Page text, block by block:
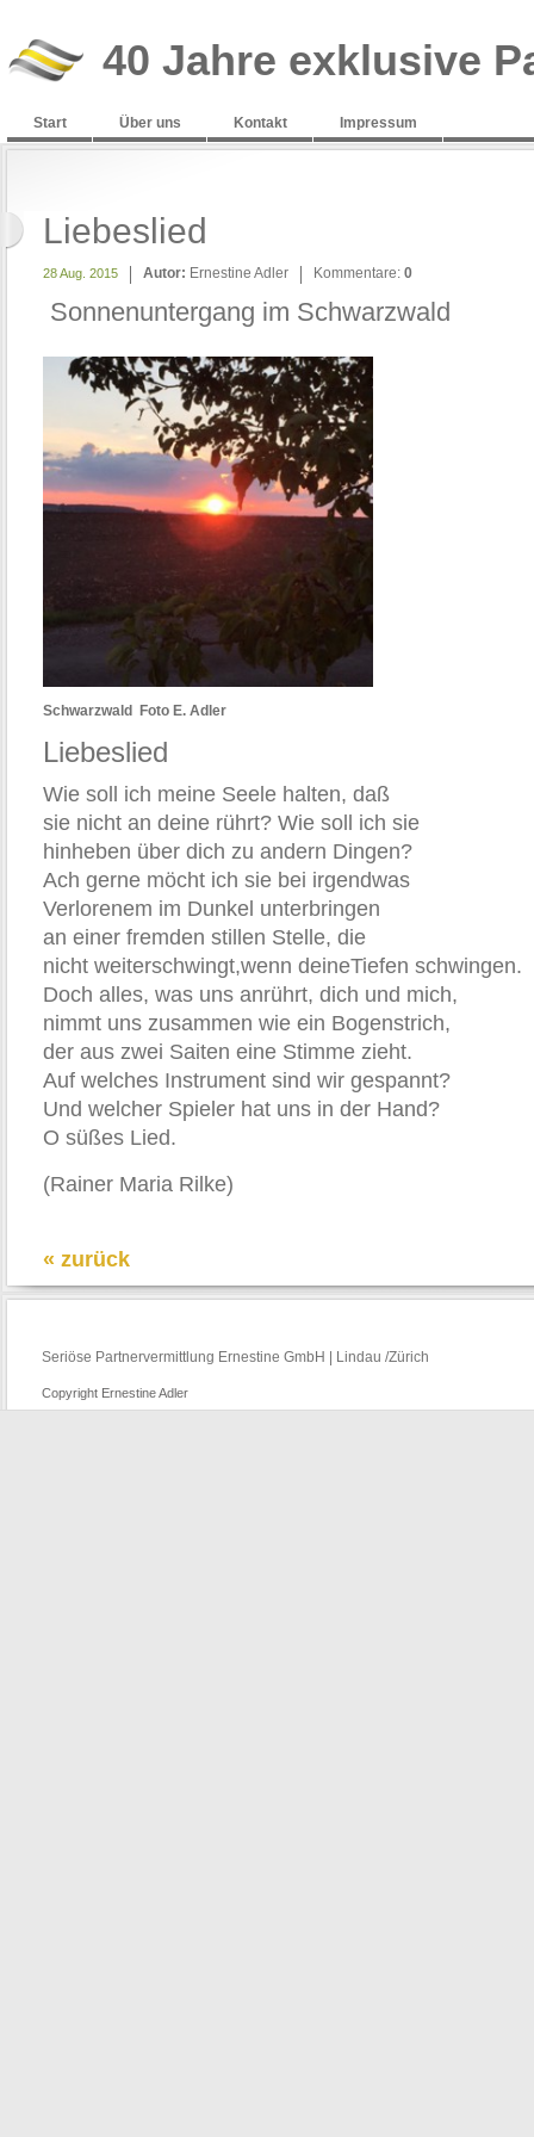
40 Jahre exklusive
Start Über uns Kontakt Impressum
Liebeslied
28 Aug. 2015 Autor: Ernestine Adler Kommentare: 0
Sonnenuntergang im Schwarzwald
Schwarzwald Foto E. Adler
Liebeslied
Wie soll ich meine Seele halten, daß
sie nicht an deine rührt? Wie soll ich sie
hinheben über dich zu andern Dingen?
Ach gerne möcht ich sie bei irgendwas
Verlorenem im Dunkel unterbringen
an einer fremden stillen Stelle, die
nicht weiterschwingt,wenn deineTiefen schwingen.
Doch alles, was uns anrührt, dich und mich,
nimmt uns zusammen wie ein Bogenstrich,
der aus zwei Saiten eine Stimme zieht.
Auf welches Instrument sind wir gespannt?
Und welcher Spieler hat uns in der Hand?
O süßes Lied.
(Rainer Maria Rilke)
« zurück
Seriöse Partnervermittlung Ernestine GmbH | Lindau /Zürich
Copyright Ernestine Adler